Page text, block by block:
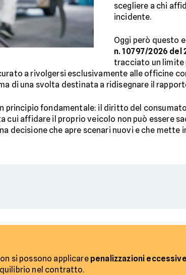
scegliere a chi
incidente.
Oggi però questo
n. 10797/2026 del
tracciato un limite
a rivolgersi esclusivamente alle officine
di una svolta destinata a ridisegnare il
principio fondamentale: il diritto del
cui affidare il proprio veicolo non può essere
decisione che apre scenari nuovi e che mette
si possono applicare penalizzazioni eccessive
nel contratto.